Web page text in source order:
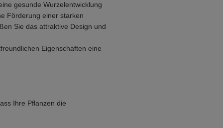
gesunde Wurzelentwicklung
Förderung einer starken
Sie das attraktive Design und
Eigenschaften eine
Ihre Pflanzen die